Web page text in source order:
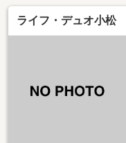
ライフ・デュオ小松